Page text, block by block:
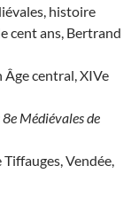
histoire
cent ans, Bertrand
Âge central, XIVe
8e Médiévales de
Tiffauges, Vendée,